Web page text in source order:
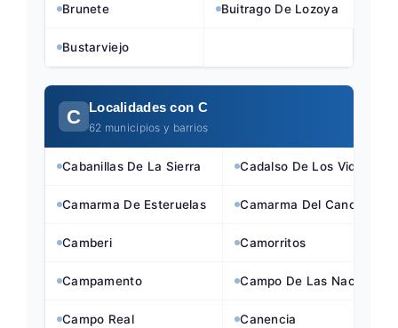
Brunete Buitrago De Lozoya
Bustarviejo
C Localidades con C
62 municipios y barrios
Cabanillas De La Sierra Cadalso De Los Vidrios
Camarma De Esteruelas Camarma Del Cano
Camberi Camorritos
Campamento Campo De Las Naciones
Campo Real Canencia